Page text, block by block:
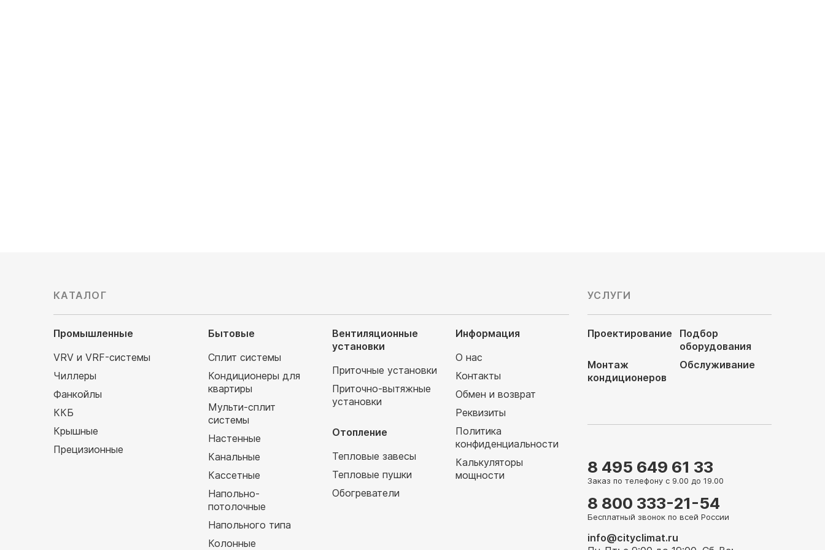
КАТАЛОГ
Промышленные
VRV и VRF-системы
Чиллеры
Фанкойлы
ККБ
Крышные
Прецизионные
Бытовые
Сплит системы
Кондиционеры для
квартиры
Мульти-сплит
системы
Настенные
Канальные
Кассетные
Напольно-
потолочные
Напольного типа
Колонные
Вентиляционные
установки
Приточные установки
Приточно-вытяжные
установки
Отопление
Тепловые завесы
Тепловые пушки
Обогреватели
Информация
О нас
Контакты
Обмен и возврат
Реквизиты
Политика
конфиденциальности
Калькуляторы
мощности
УСЛУГИ
Проектирование
Подбор
оборудования
Монтаж
кондиционеров
Обслуживание
8 495 649 61 33
Заказ по телефону с 9.00 до 19.00
8 800 333-21-54
Бесплатный звонок по всей России
info@cityclimat.ru